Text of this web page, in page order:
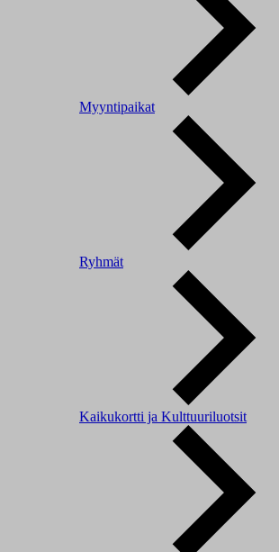
Myyntipaikat
Ryhmät
Kaikukortti ja Kulttuuriluotsit